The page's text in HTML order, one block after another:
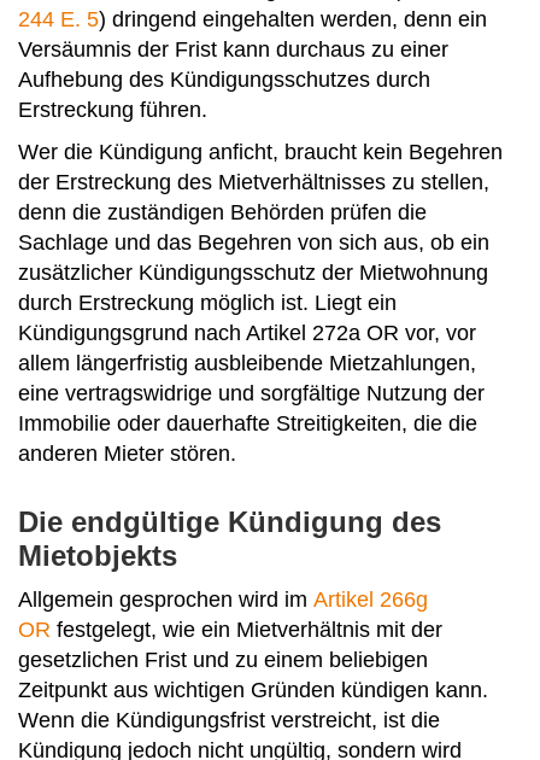
244 E. 5) dringend eingehal­ten werden, denn ein
Versäumnis der Frist kann durchaus zu einer
Aufhebung des Kündigungs­schutzes durch
Erstreckung führen.
Wer die Kündigung anficht, braucht kein Begehren
der Erstreckung des Mietverhältnisses zu stellen,
denn die zuständigen Behörden prüfen die
Sachlage und das Begehren von sich aus, ob ein
zusätz­licher Kündigungsschutz der Mietwohnung
durch Erstreckung möglich ist. Liegt ein
Kündigungsgrund nach Artikel 272a OR vor, vor
allem längerfristig ausbleibende Mietzah­lungen,
eine vertragswidrige und sorgfältige Nutzung der
Immobilie oder dauerhafte Streitigkeiten, die die
anderen Mieter stören.
Die endgültige Kündigung des
Mietobjekts
Allgemein gesprochen wird im Artikel 266g
OR festgelegt, wie ein Mietverhältnis mit der
gesetzlichen Frist und zu einem beliebigen
Zeitpunkt aus wichtigen Gründen kündigen kann.
Wenn die Kün­digungsfrist verstreicht, ist die
Kündigung jedoch nicht ungültig, sondern wird